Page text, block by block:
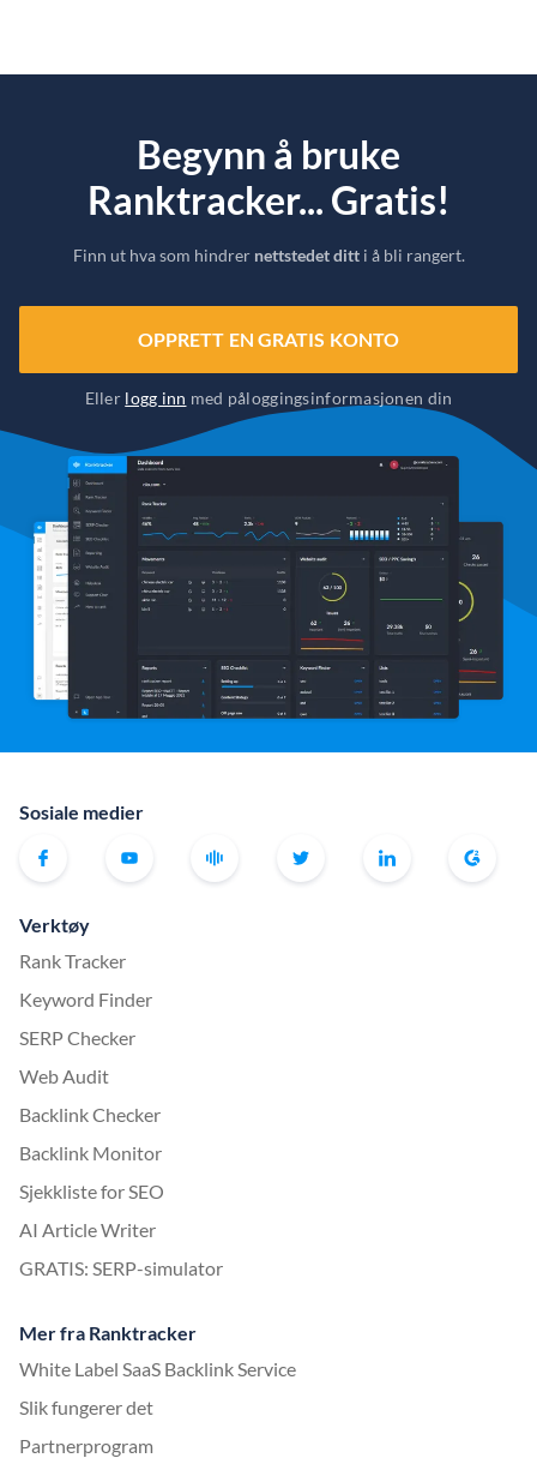
Begynn å bruke
Ranktracker... Gratis!
Finn ut hva som hindrer nettstedet ditti å bli rangert.
OPPRETT EN GRATIS KONTO
Eller logg inn med påloggingsinformasjonen din
Sosiale medier
Verktøy
Rank Tracker
Keyword Finder
SERP Checker
Web Audit
Backlink Checker
Backlink Monitor
Sjekkliste for SEO
AI Article Writer
GRATIS: SERP-simulator
Mer fra Ranktracker
White Label SaaS Backlink Service
Slik fungerer det
Partnerprogram